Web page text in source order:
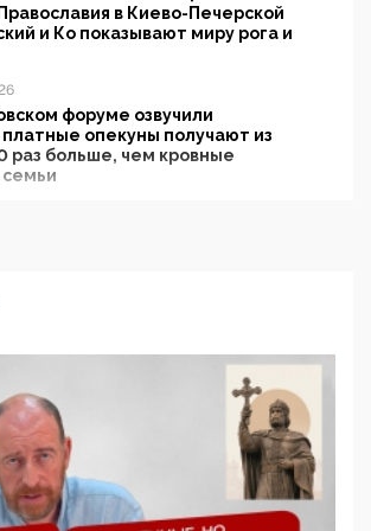
в Киево-Печерской
и Ко показывают миру рога и
форуме озвучили
опекуны получают из
раз больше, чем кровные
ИИТО ЮНЕСКО в России, но
продолжают определять
граждан: Минцифры намерено
и муниципалитетов право
дома и социальные объекты от